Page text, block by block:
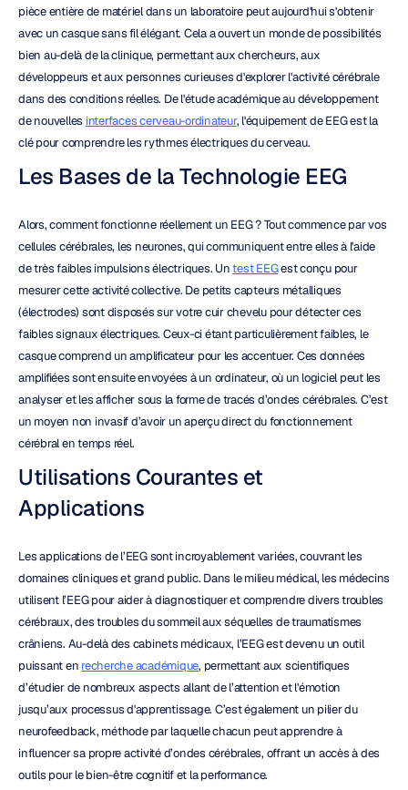
pièce entière de matériel dans un laboratoire peut aujourd'hui s'obtenir
avec un casque sans fil élégant. Cela a ouvert un monde de possibilités
bien au-delà de la clinique, permettant aux chercheurs, aux
développeurs et aux personnes curieuses d'explorer l'activité cérébrale
dans des conditions réelles. De l'étude académique au développement
de nouvelles interfaces cerveau-ordinateur, l'équipement de EEG est la
clé pour comprendre les rythmes électriques du cerveau.
Les Bases de la Technologie EEG
Alors, comment fonctionne réellement un EEG ? Tout commence par vos
cellules cérébrales, les neurones, qui communiquent entre elles à l'aide
de très faibles impulsions électriques. Un test EEG est conçu pour
mesurer cette activité collective. De petits capteurs métalliques
(électrodes) sont disposés sur votre cuir chevelu pour détecter ces
faibles signaux électriques. Ceux-ci étant particulièrement faibles, le
casque comprend un amplificateur pour les accentuer. Ces données
amplifiées sont ensuite envoyées à un ordinateur, où un logiciel peut les
analyser et les afficher sous la forme de tracés d’ondes cérébrales. C’est
un moyen non invasif d’avoir un aperçu direct du fonctionnement
cérébral en temps réel.
Utilisations Courantes et
Applications
Les applications de l’EEG sont incroyablement variées, couvrant les
domaines cliniques et grand public. Dans le milieu médical, les médecins
utilisent l’EEG pour aider à diagnostiquer et comprendre divers troubles
cérébraux, des troubles du sommeil aux séquelles de traumatismes
crâniens. Au-delà des cabinets médicaux, l’EEG est devenu un outil
puissant en recherche académique, permettant aux scientifiques
d’étudier de nombreux aspects allant de l’attention et l'émotion
jusqu’aux processus d'apprentissage. C’est également un pilier du
neurofeedback, méthode par laquelle chacun peut apprendre à
influencer sa propre activité d’ondes cérébrales, offrant un accès à des
outils pour le bien-être cognitif et la performance.